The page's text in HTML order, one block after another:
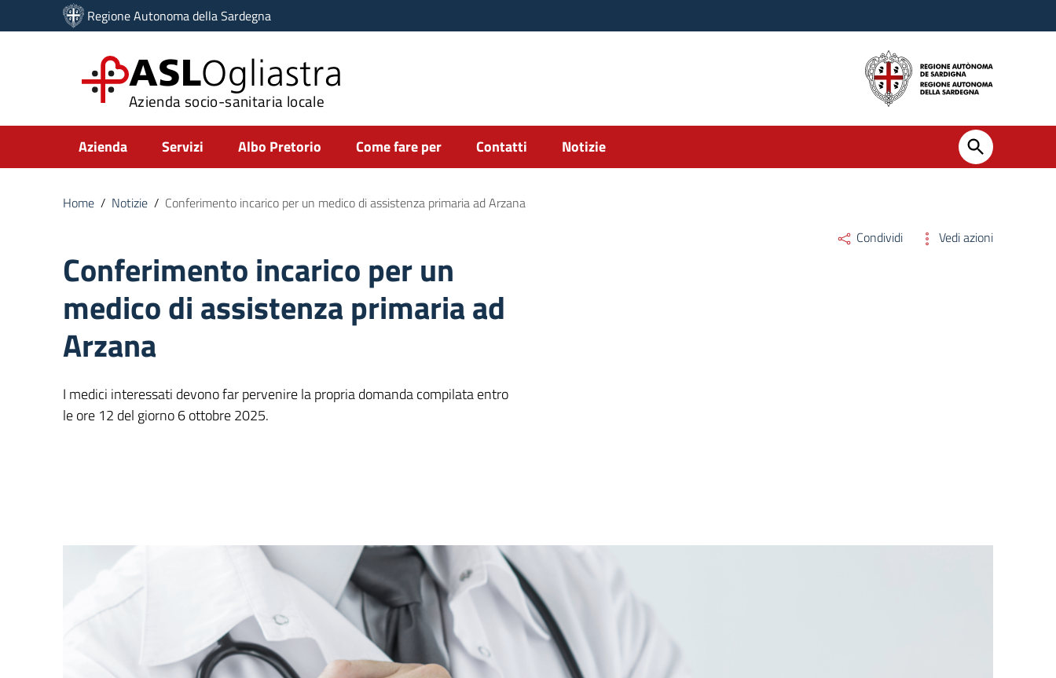
Vai ai contenuti
Vai al menu di navigazione
Regione Autonoma della Sardegna
ASLOgliastra
Azienda socio-sanitaria locale
Submenu
Azienda Servizi Albo Pretorio Come fare per Contatti Notizie
Home / Notizie / Conferimento incarico per un medico di assistenza primaria ad Arzana
Conferimento incarico per un
medico di assistenza primaria ad
Arzana
I medici interessati devono far pervenire la propria domanda compilata entro
le ore 12 del giorno 6 ottobre 2025.
Condividi Vedi azioni